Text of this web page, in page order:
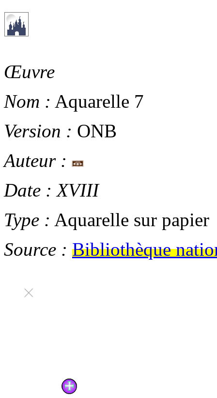
Œuvre
Nom : Aquarelle 7
Version : ONB
Auteur :
Date : XVIII
Type : Aquarelle sur papier
Source : Bibliothèque